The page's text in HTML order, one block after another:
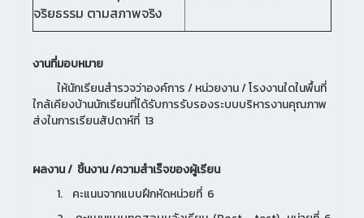
จริยธรรม ตามสภาพจริง
งานที่มอบหมาย
ให้นักเรียนสำรวจว่าองค์การ / หน่วยงาน / โรงงานใดในพื้นที่
ใกล้เคียงบ้านนักเรียนที่ได้รับการรับรองระบบบริหารงานคุณภาพ
ส่งในการเรียนสัปดาห์ที่ 13
ผลงาน / ชิ้นงาน /ความสำเร็จของผู้เรียน
1. คะแนนจากแบบฝึกหัดหน่วยที่ 6